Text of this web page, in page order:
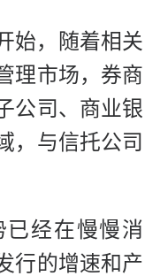
始，随着相关
理市场，券商
公司、商业银
，与信托公司
经在慢慢消
行的增速和产